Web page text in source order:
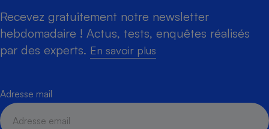
Recevez gratuitement notre newsletter
hebdomadaire ! Actus, tests, enquêtes réalisés
par des experts. En savoir plus
Adresse mail